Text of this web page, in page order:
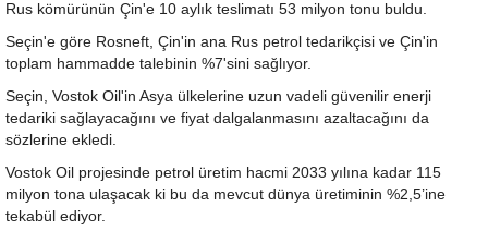
Rus kömürünün Çin'e 10 aylık teslimatı 53 milyon tonu buldu.
Seçin'e göre Rosneft, Çin'in ana Rus petrol tedarikçisi ve Çin'in
toplam hammadde talebinin %7'sini sağlıyor.
Seçin, Vostok Oil'in Asya ülkelerine uzun vadeli güvenilir enerji
tedariki sağlayacağını ve fiyat dalgalanmasını azaltacağını da
sözlerine ekledi.
Vostok Oil projesinde petrol üretim hacmi 2033 yılına kadar 115
milyon tona ulaşacak ki bu da mevcut dünya üretiminin %2,5’ine
tekabül ediyor.